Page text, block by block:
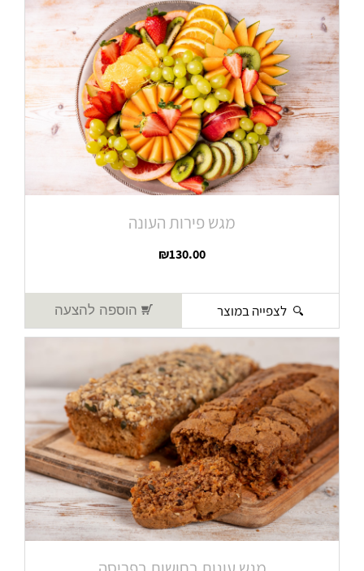
מגש פירות העונה
₪130.00
לצפייה במוצר הוספה להצעה